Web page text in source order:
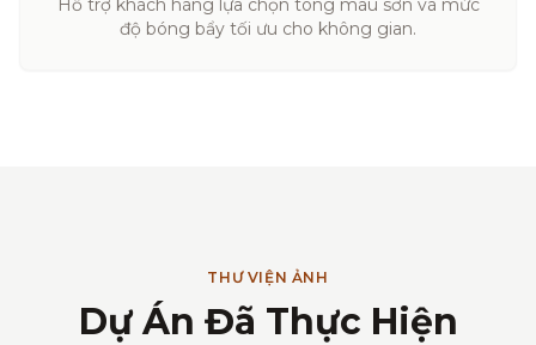
Hỗ trợ khách hàng lựa chọn tông màu sơn và mức
độ bóng bẩy tối ưu cho không gian.
THƯ VIỆN ẢNH
Dự Án Đã Thực Hiện